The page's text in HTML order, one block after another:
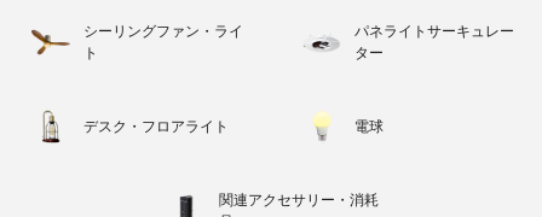
シーリングファン・ライ
ト
パネライトサーキュレー
ター
デスク・フロアライト 電球
関連アクセサリー・消耗